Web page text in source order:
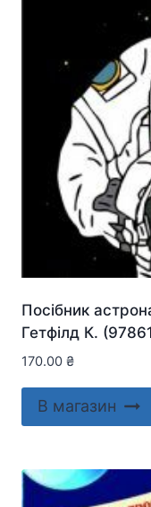
Посібник
Гетфілд К.
170.00 ₴
В магазин